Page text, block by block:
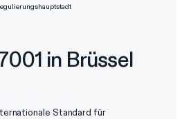
in Brüssel
Standard für